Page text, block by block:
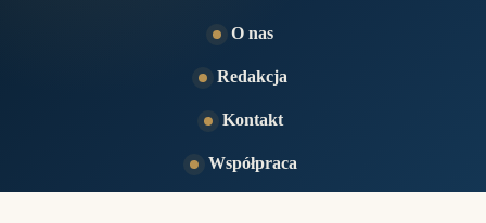
O nas
Redakcja
Kontakt
Współpraca